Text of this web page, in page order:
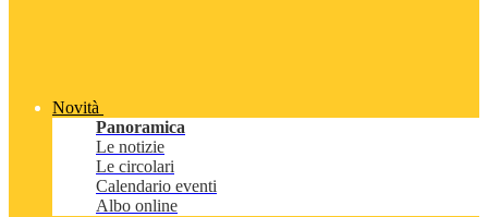
Novità
Panoramica
Le notizie
Le circolari
Calendario eventi
Albo online